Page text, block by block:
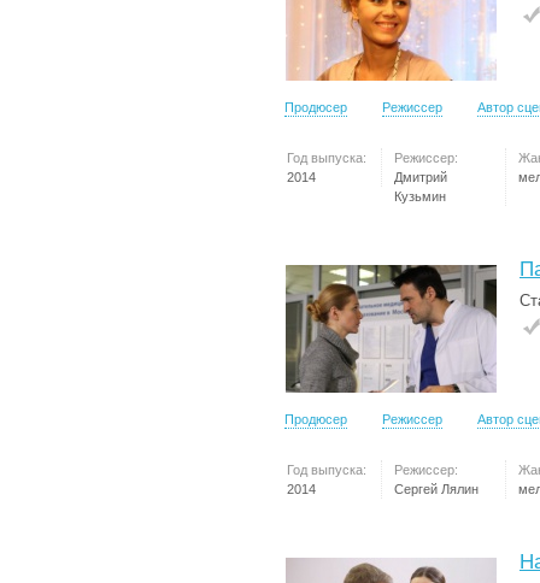
Продюсер Режиссер Автор
Год выпуска:
2014
Режиссер:
Дмитрий
Кузьмин
Продюсер Режиссер Автор
Год выпуска:
2014
Режиссер:
Сергей Лялин